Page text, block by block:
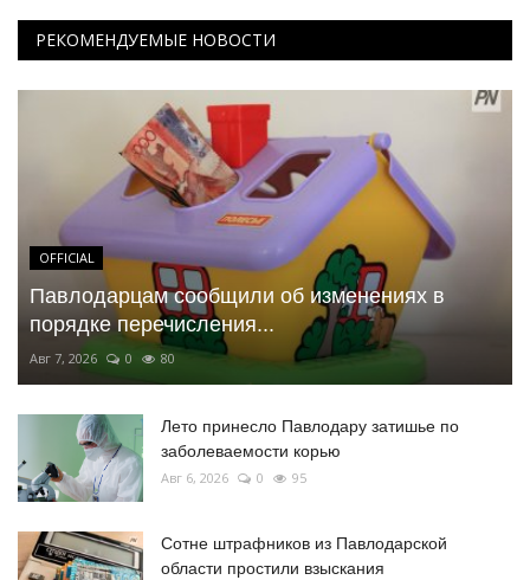
РЕКОМЕНДУЕМЫЕ НОВОСТИ
OFFICIAL
Павлодарцам сообщили об изменениях в
порядке перечисления...
Авг 7, 2026 0 80
Лето принесло Павлодару затишье по
заболеваемости корью
Авг 6, 2026 0 95
Сотне штрафников из Павлодарской
области простили взыскания